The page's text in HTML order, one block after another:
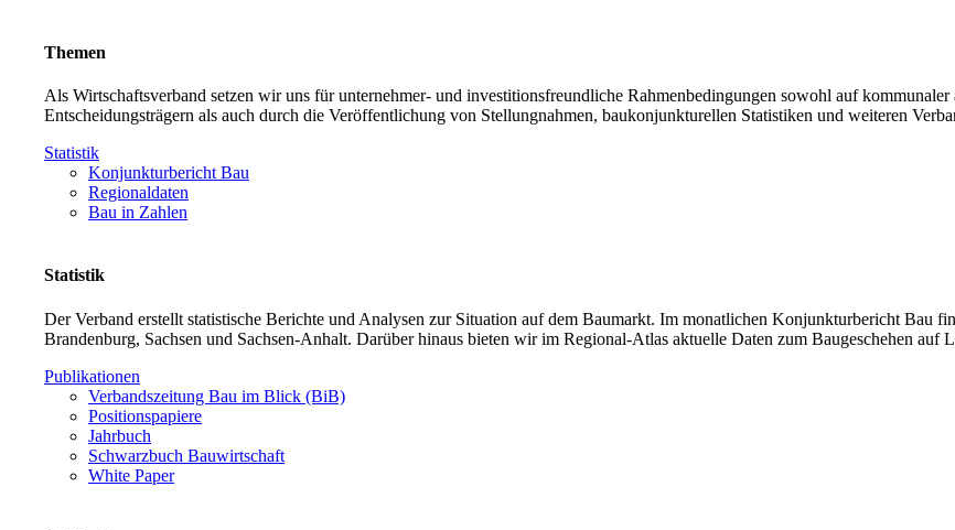
Themen
Als Wirtschaftsverband setzen wir uns für unternehmer- und investitionsfreundliche Rahmenbedingungen sowohl auf
Entscheidungsträgern als auch durch die Veröffentlichung von Stellungnahmen, baukonjunkturellen Statistiken und weiteren
Statistik
Konjunkturbericht Bau
Regionaldaten
Bau in Zahlen
Statistik
Der Verband erstellt statistische Berichte und Analysen zur Situation auf dem Baumarkt. Im monatlichen Konjunkturbericht Bau
Brandenburg, Sachsen und Sachsen-Anhalt. Darüber hinaus bieten wir im Regional-Atlas aktuelle Daten zum Baugeschehen auf
Publikationen
Verbandszeitung Bau im Blick (BiB)
Positionspapiere
Jahrbuch
Schwarzbuch Bauwirtschaft
White Paper